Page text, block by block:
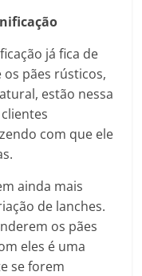
já fica de
pães rústicos,
estão nessa
com que ele
ainda mais
de lanches.
os pães
eles é uma
se forem